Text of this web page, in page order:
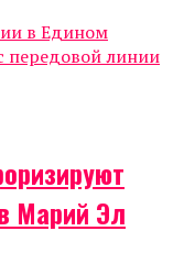
в Едином
передовой линии
Марий Эл